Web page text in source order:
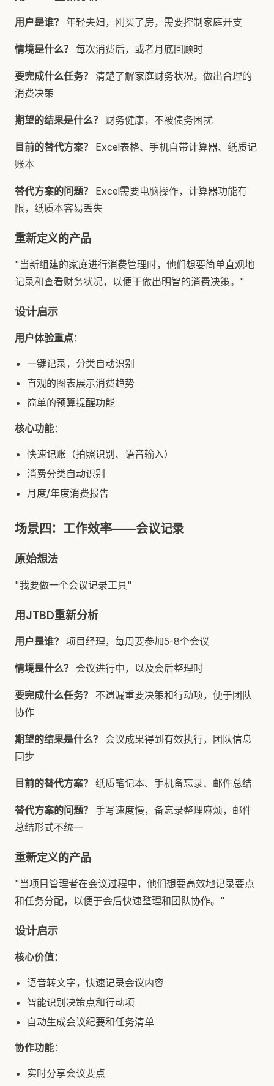
用户是谁？ 年轻夫妇，刚买了房，需要控制家庭开支
情境是什么？ 每次消费后，或者月底回顾时
要完成什么任务？ 清楚了解家庭财务状况，做出合理的
消费决策
期望的结果是什么？ 财务健康，不被债务困扰
目前的替代方案？
Excel表格、手机自带计算器、纸质记
账本
替代方案的问题？
Excel需要电脑操作，计算器功能有
限，纸质本容易丢失
重新定义的产品
"当新组建的家庭进行消费管理时，他们想要简单直观地
记录和查看财务状况，以便于做出明智的消费决策。"
设计启示
用户体验重点：
一键记录，分类自动识别
直观的图表展示消费趋势
简单的预算提醒功能
核心功能：
快速记账（拍照识别、语音输入）
消费分类自动识别
月度/年度消费报告
场景四：工作效率——会议记录
原始想法
"我要做一个会议记录工具"
用JTBD重新分析
用户是谁？ 项目经理，每周要参加5-8个会议
情境是什么？ 会议进行中，以及会后整理时
要完成什么任务？
不遗漏重要决策和行动项，便于团队
协作
期望的结果是什么？
会议成果得到有效执行，团队信息
同步
目前的替代方案？ 纸质笔记本、手机备忘录、邮件总结
替代方案的问题？ 手写速度慢，备忘录整理麻烦，邮件
总结形式不统一
重新定义的产品
"当项目管理者在会议过程中，他们想要高效地记录要点
和任务分配，以便于会后快速整理和团队协作。"
设计启示
核心价值：
语音转文字，快速记录会议内容
智能识别决策点和行动项
自动生成会议纪要和任务清单
协作功能：
实时分享会议要点